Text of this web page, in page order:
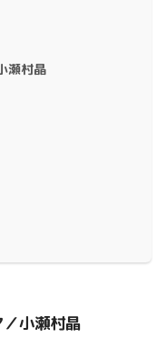
瀬村晶
小瀬村晶